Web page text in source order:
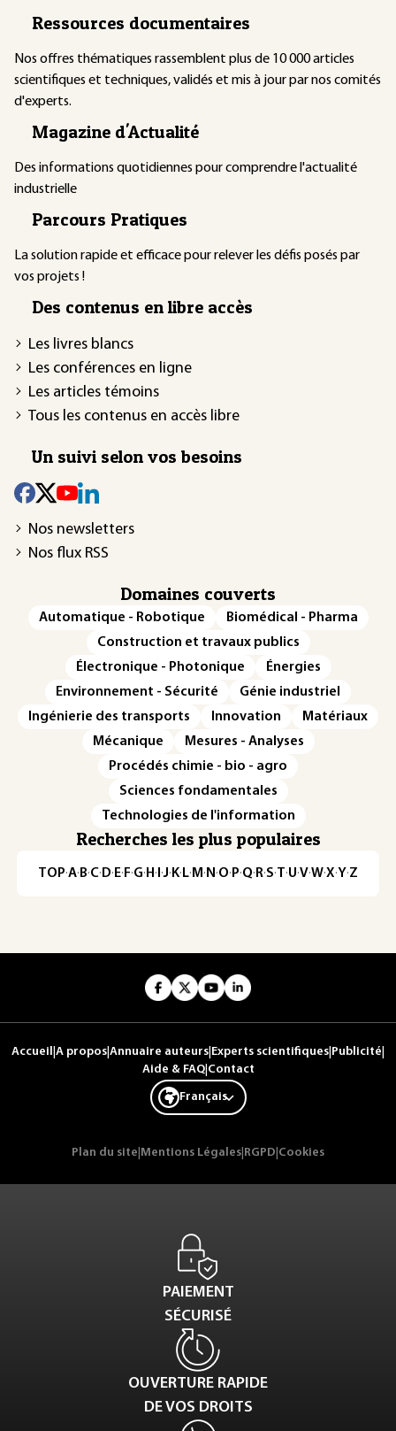
Ressources documentaires
Nos offres thématiques rassemblent plus de 10 000 articles
scientifiques et techniques, validés et mis à jour par nos comités
d'experts.
Magazine d'Actualité
Des informations quotidiennes pour comprendre l'actualité
industrielle
Parcours Pratiques
La solution rapide et efficace pour relever les défis posés par
vos projets !
Des contenus en libre accès
Les livres blancs
Les conférences en ligne
Les articles témoins
Tous les contenus en accès libre
Un suivi selon vos besoins
Nos newsletters
Nos flux RSS
Domaines couverts
Automatique - Robotique
Biomédical - Pharma
Construction et travaux publics
Électronique - Photonique
Énergies
Environnement - Sécurité
Génie industriel
Ingénierie des transports
Innovation
Matériaux
Mécanique
Mesures - Analyses
Procédés chimie - bio - agro
Sciences fondamentales
Technologies de l'information
Recherches les plus populaires
TOP·A·B·C· D· E· F·G· H · ·J· K· L· M · N ·O· P·Q· R·S·T·U·V·W·X·Y·Z
Accueil A propos Annuaire auteurs Experts scientifiques Publicité
Aide & FAQ| Contact
Français
Plan du site Mentions Légales RGPD Cookies
PAIEMENT
SÉCURISÉ
OUVERTURE RAPIDE
DE VOS DROITS